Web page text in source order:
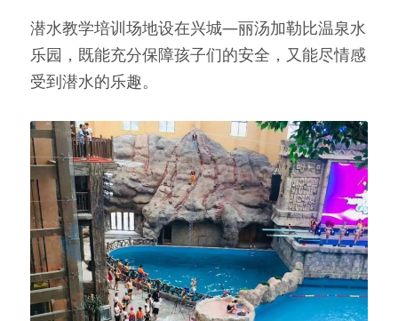
潜水教学培训场地设在兴城—丽汤加勒比温泉水
乐园，既能充分保障孩子们的安全，又能尽情感
受到潜水的乐趣。